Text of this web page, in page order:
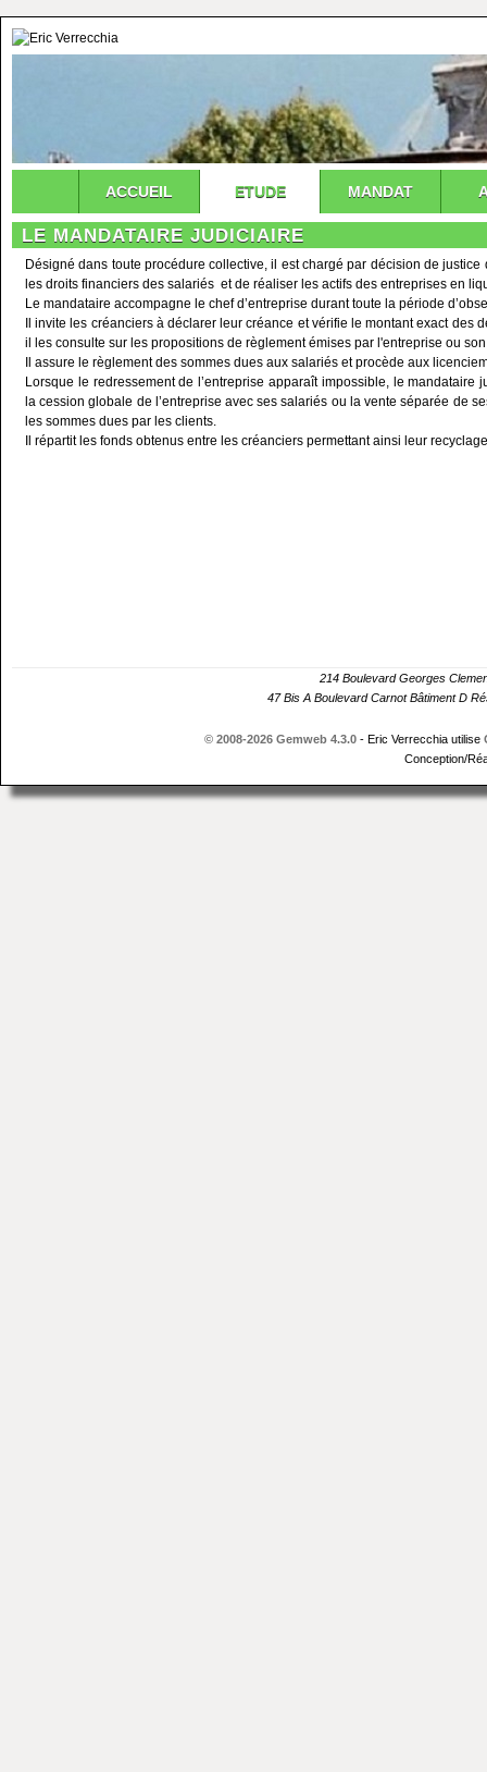
ACCUEIL ETUDE MANDAT
LE MANDATAIRE JUDICIAIRE
Désigné dans toute procédure collective, il est chargé par décision de
les droits financiers des salariés et de réaliser les actifs des entreprises en
Le mandataire accompagne le chef d’entreprise durant toute la période
Il invite les créanciers à déclarer leur créance et vérifie le montant exact des
il les consulte sur les propositions de règlement émises par l'entreprise ou
Il assure le règlement des sommes dues aux salariés et procède aux
Lorsque le redressement de l’entreprise apparaît impossible, le
la cession globale de l’entreprise avec ses salariés ou la vente séparée de
les sommes dues par les clients.
Il répartit les fonds obtenus entre les créanciers permettant ainsi leur
214 Boulevard Georges
47 Bis A Boulevard Carnot Bâtiment D
© 2008-2026 Gemweb 4.3.0- Eric Verrecchia utilise
Conception/